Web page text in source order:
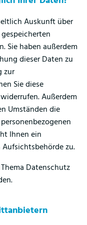
Auskunft über
Sie haben außerdem
dieser Daten zu
zur
Sie diese
Außerdem
Umständen die
Ihnen ein
zu.
Datenschutz